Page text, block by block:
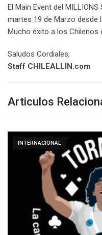
El Main Event del
martes 19 de Marzo desde
Mucho éxito a los Chilenos
Saludos Cordiales,
Staff CHILEALLIN.com
Articulos